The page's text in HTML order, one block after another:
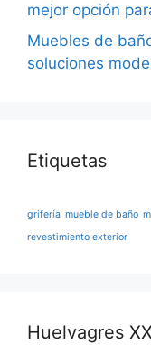
mejor opción
Muebles de
soluciones
Etiquetas
grifería mueble de baño
revestimiento exterior
Huelvagres